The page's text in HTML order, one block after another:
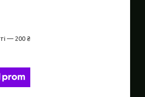
— 200 ₴